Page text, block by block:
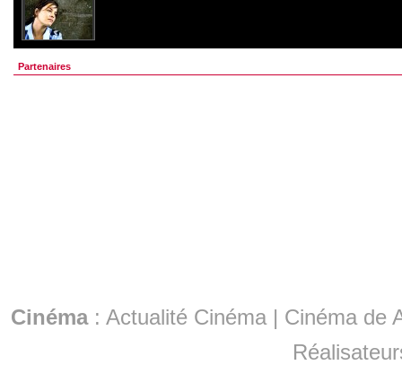
Partenaires
Cinéma: Actualité Cinéma | Cinéma de